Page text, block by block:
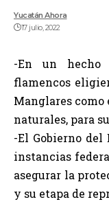
Yucatán Ahora
17 julio, 2022
-En un hecho
flamencos
Manglares como
naturales, para
-El Gobierno
instancias
asegurar la
y su etapa de